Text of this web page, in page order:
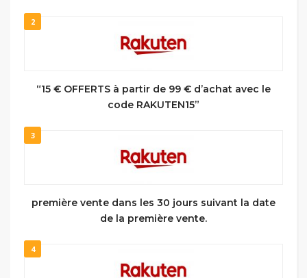
2
“15 € OFFERTS à partir de 99 € d’achat avec le
code RAKUTEN15”
3
première vente dans les 30 jours suivant la date
de la première vente.
4